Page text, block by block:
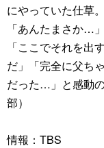
にやっていた仕草
「あんたまさか…
「ここでそれを出
だ」「完全に父ち
だった…」と感動
部）
情報：TBS